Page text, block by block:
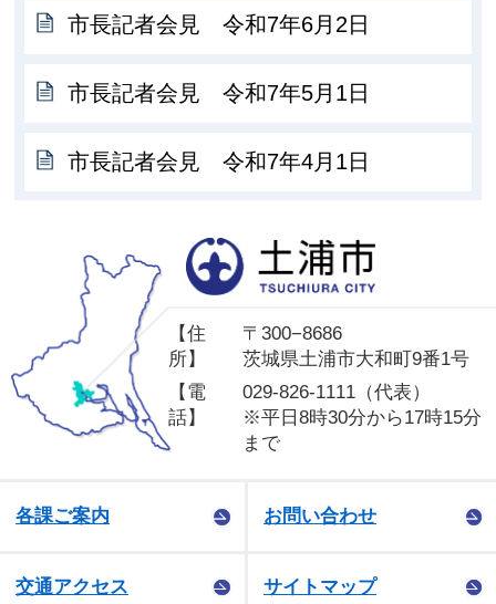
市長記者会見 令和7年6月2日
市長記者会見 令和7年5月1日
市長記者会見 令和7年4月1日
【住
所】
〒300−8686
茨城県土浦市大和町9番1号
【電
話】
029-826-1111（代表）
※平日8時30分から17時15分
まで
各課ご案内 お問い合わせ
交通アクセス サイトマップ